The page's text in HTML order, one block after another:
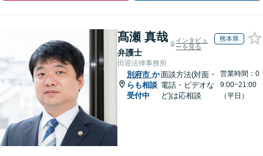
髙瀬 真哉
弁護士
インタビュ
ーを見る
熊本県
田迎法律事務所
別府市 か
らも相談
受付中
面談方法(対面・
電話・ビデオな
ど)は応相談
営業時間：0
9:00~21:00
（平日）